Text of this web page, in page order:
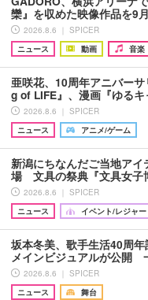
欒』を収めた映像作品を
2026.8.6 ｜ SPICER
ニュース
動画 音楽
亜咲花、10周年アニバー
g of LIFE』、漫画『ゆる
2026.8.6 ｜ SPICER
ニュース
アニメ/ゲーム
新潟にちなんだご当地ア
場 文具の祭典『文具女
2026.8.6 ｜ SPICER
ニュース
イベント/レジャー
坂本冬美、歌手生活40周
メインビジュアルが公開
2026.8.6 ｜ SPICER
ニュース
舞台